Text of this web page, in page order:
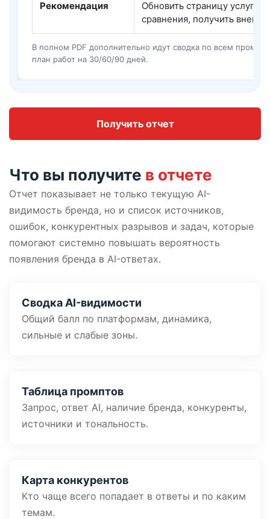
Рекомендация
Обновить страницу услуги,
сравнения, получить
В полном PDF дополнительно идут сводка по всем
план работ на 30/60/90 дней.
Получить отчет
Что вы получите в отчете
Отчет показывает не только текущую AI-
видимость бренда, но и список источников,
ошибок, конкурентных разрывов и задач, которые
помогают системно повышать вероятность
появления бренда в AI-ответах.
Сводка AI-видимости
Общий балл по платформам, динамика,
сильные и слабые зоны.
Таблица промптов
Запрос, ответ AI, наличие бренда, конкуренты,
источники и тональность.
Карта конкурентов
Кто чаще всего попадает в ответы и по каким
темам.